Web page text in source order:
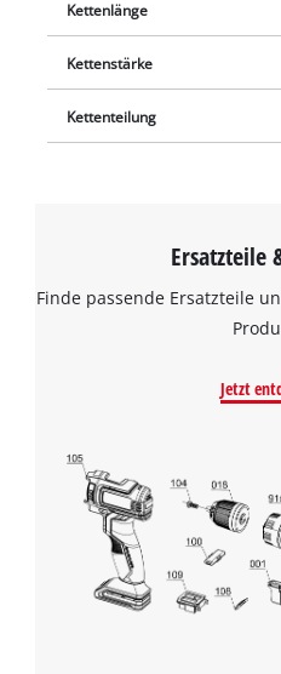
Kettenlänge
Kettenstärke
Kettenteilung
Ersatzteile
Finde passende Ersatzteile
Jetzt